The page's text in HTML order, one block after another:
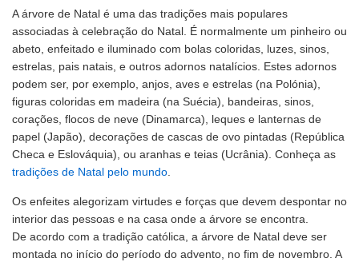
A árvore de Natal é uma das tradições mais populares
associadas à celebração do Natal. É normalmente um pinheiro ou
abeto, enfeitado e iluminado com bolas coloridas, luzes, sinos,
estrelas, pais natais, e outros adornos natalícios. Estes adornos
podem ser, por exemplo, anjos, aves e estrelas (na Polónia),
figuras coloridas em madeira (na Suécia), bandeiras, sinos,
corações, flocos de neve (Dinamarca), leques e lanternas de
papel (Japão), decorações de cascas de ovo pintadas (República
Checa e Eslováquia), ou aranhas e teias (Ucrânia). Conheça as
tradições de Natal pelo mundo
Os enfeites alegorizam virtudes e forças que devem despontar no
interior das pessoas e na casa onde a árvore se encontra.
De acordo com a tradição católica, a árvore de Natal deve ser
montada no início do período do advento, no fim de novembro. A